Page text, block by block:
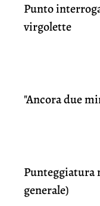
Punto
virgolette
"Ancora due
Punteggiatura
generale)